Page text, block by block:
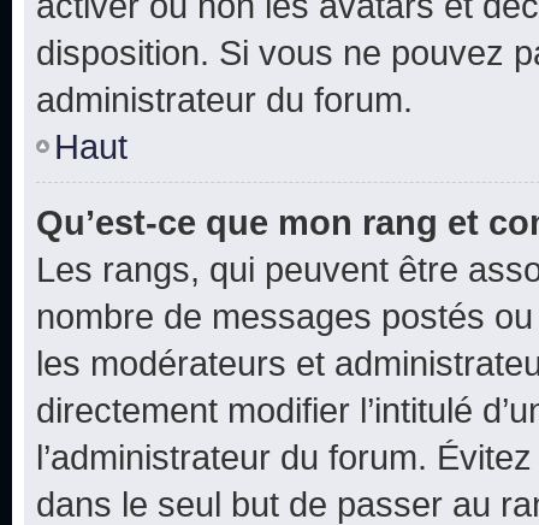
disposition. Si vous ne pouvez
administrateur du forum.
Haut
Qu’est-ce que mon rang et
Les rangs, qui peuvent être
nombre de messages postés
les modérateurs et
directement modifier l’intitulé
l’administrateur du forum.
dans le seul but de passer au